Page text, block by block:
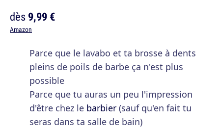
dès9,99 €
Amazon
Parce que le lavabo et ta brosse à dents
pleins de poils de barbe ça n'est plus
possible
Parce que tu auras un peu l'impression
d'être chez le barbier (sauf qu'en fait tu
seras dans ta salle de bain)